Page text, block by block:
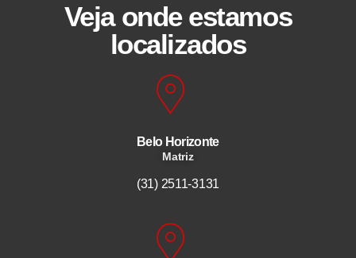
Veja onde estamos
localizados
Belo Horizonte
Matriz
(31) 2511-3131